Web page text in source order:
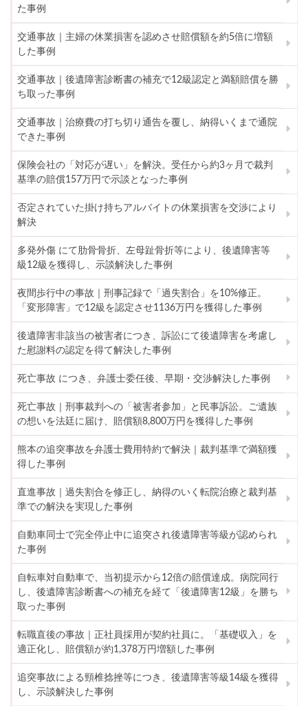
た事例
交通事故｜主婦の休業損害を認めさせ賠償額を約5倍に増額
した事例
交通事故｜後遺障害診断書の補充で12級認定と満額賠償を勝
ち取った事例
交通事故｜治療費の打ち切り通告を覆し、納得いくまで通院
できた事例
保険会社の「対応が遅い」を解決。受任から約3ヶ月で裁判
基準の賠償157万円で示談となった事例
否定されていた掛け持ちアルバイトの休業損害を交渉により
解決
多発外傷 にて肋骨骨折、左母趾骨折等により、後遺障害等
級12級を獲得し、示談解決した事例
夜間歩行中の事故｜刑事記録で「過失割合」を10%修正。
「変形障害」で12級を認定させ1136万円を獲得した事例
後遺障害非該当の被害者につき、訴訟にて後遺障害を考慮し
た慰謝料の認定を得て解決した事例
死亡事故 につき、弁護士委任後、早期・交渉解決した事例
死亡事故｜刑事裁判への「被害者参加」と民事訴訟。ご遺族
の想いを法廷に届け、賠償額8,800万円を獲得した事例
熊本の追突事故を弁護士費用特約で解決｜裁判基準で満額獲
得した事例
直進事故｜過失割合を修正し、納得のいく転院治療と裁判基
準での解決を実現した事例
自動車同士で完全停止中に追突され後遺障害等級が認められ
た事例
自転車対自動車で、当初提示から12倍の賠償達成。病院同行
し、後遺障害診断書への補充を経て「後遺障害12級」を勝ち
取った事例
転職直後の事故｜正社員採用が契約社員に。「基礎収入」を
適正化し、賠償額が約1,378万円増額した事例
追突事故による頸椎捻挫等につき、後遺障害等級14級を獲得
し、示談解決した事例